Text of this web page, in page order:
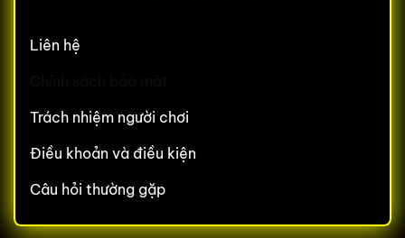
Liên hệ
Trách nhiệm người chơi
Điều khoản và điều kiện
Câu hỏi thường gặp